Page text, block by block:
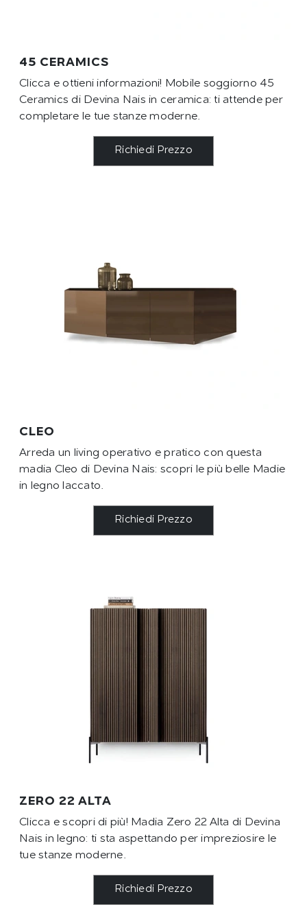
45 CERAMICS
Clicca e ottieni informazioni! Mobile soggiorno 45
Ceramics di Devina Nais in ceramica: ti attende per
completare le tue stanze moderne.
Richiedi Prezzo
CLEO
Arreda un living operativo e pratico con questa
madia Cleo di Devina Nais: scopri le più belle Madie
in legno laccato.
Richiedi Prezzo
ZERO 22 ALTA
Clicca e scopri di più! Madia Zero 22 Alta di Devina
Nais in legno: ti sta aspettando per impreziosire le
tue stanze moderne.
Richiedi Prezzo